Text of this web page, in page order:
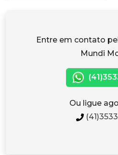
Entre em contato
Mundi
Ou ligue